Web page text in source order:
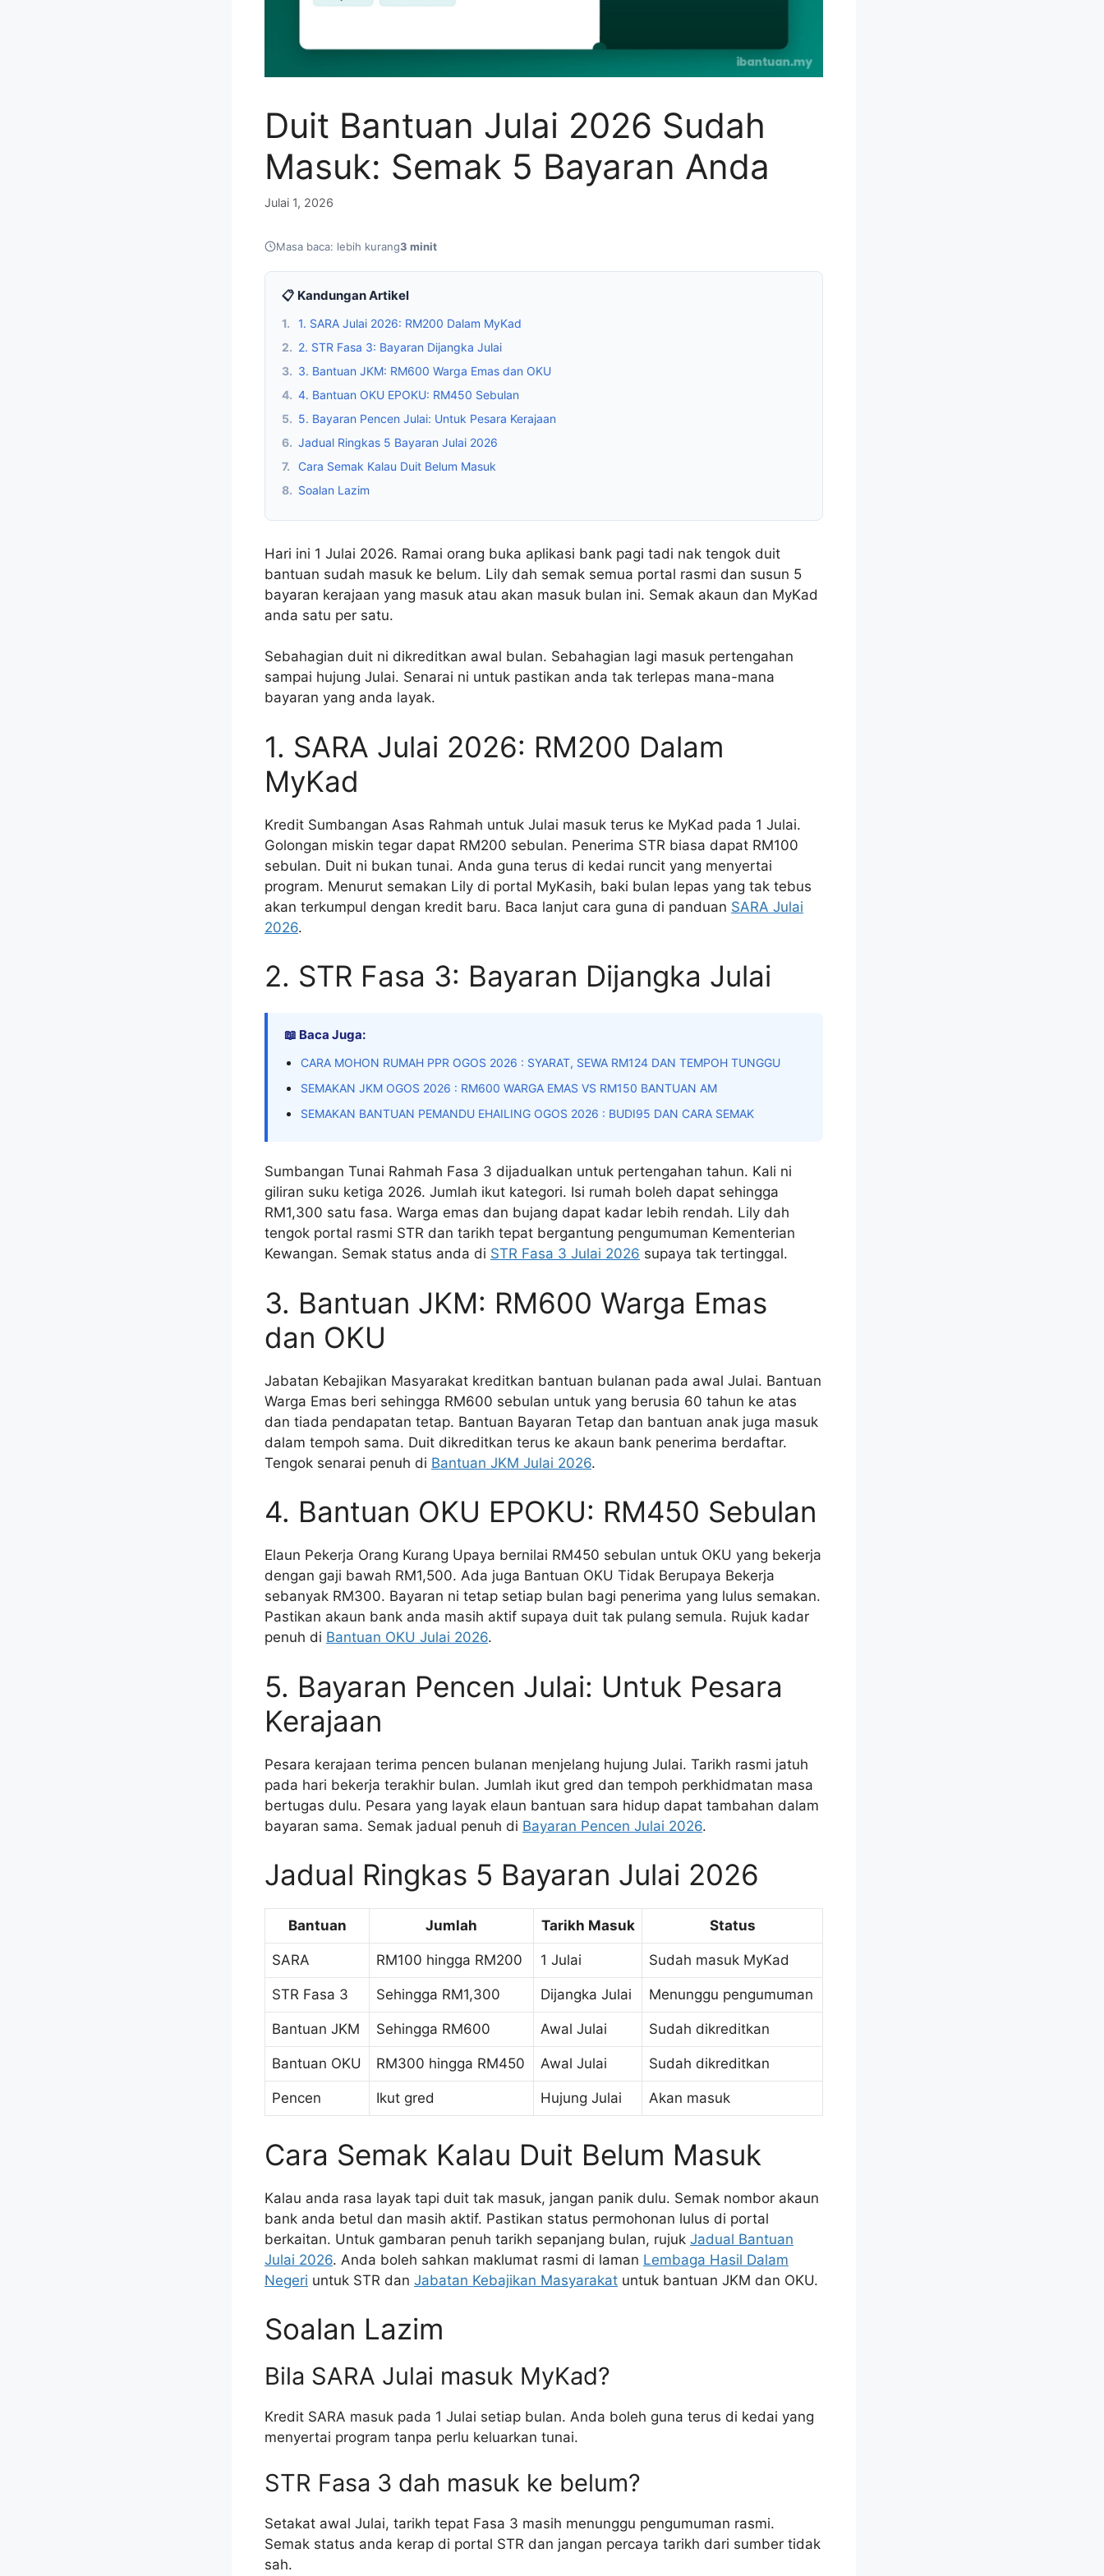
Duit Bantuan Julai 2026 Sudah
Masuk: Semak 5 Bayaran Anda
Julai 1, 2026
Masa baca: lebih kurang3 minit
📋 Kandungan Artikel
1.
1. SARA Julai 2026: RM200 Dalam MyKad
2. 2. STR Fasa 3: Bayaran Dijangka Julai
3. 3. Bantuan JKM: RM600 Warga Emas dan OKU
4. 4. Bantuan OKU EPOKU: RM450 Sebulan
5. 5. Bayaran Pencen Julai: Untuk Pesara Kerajaan
6. Jadual Ringkas 5 Bayaran Julai 2026
7.
Cara Semak Kalau Duit Belum Masuk
8. Soalan Lazim
Hari ini 1 Julai 2026. Ramai orang buka aplikasi bank pagi tadi nak tengok duit
bantuan sudah masuk ke belum. Lily dah semak semua portal rasmi dan susun 5
bayaran kerajaan yang masuk atau akan masuk bulan ini. Semak akaun dan MyKad
anda satu per satu.
Sebahagian duit ni dikreditkan awal bulan. Sebahagian lagi masuk pertengahan
sampai hujung Julai. Senarai ni untuk pastikan anda tak terlepas mana-mana
bayaran yang anda layak.
1. SARA Julai 2026: RM200 Dalam
MyKad
Kredit Sumbangan Asas Rahmah untuk Julai masuk terus ke MyKad pada 1 Julai.
Golongan miskin tegar dapat RM200 sebulan. Penerima STR biasa dapat RM100
sebulan. Duit ni bukan tunai. Anda guna terus di kedai runcit yang menyertai
program. Menurut semakan Lily di portal MyKasih, baki bulan lepas yang tak tebus
akan terkumpul dengan kredit baru. Baca lanjut cara guna di panduan SARA Julai
2026.
2. STR Fasa 3: Bayaran Dijangka Julai
📖 Baca Juga:
CARA MOHON RUMAH PPR OGOS 2026 : SYARAT, SEWA RM124 DAN TEMPOH TUNGGU
SEMAKAN JKM OGOS 2026 : RM600 WARGA EMAS VS RM150 BANTUAN AM
SEMAKAN BANTUAN PEMANDU EHAILING OGOS 2026 : BUDI95 DAN CARA SEMAK
Sumbangan Tunai Rahmah Fasa 3 dijadualkan untuk pertengahan tahun. Kali ni
giliran suku ketiga 2026. Jumlah ikut kategori. Isi rumah boleh dapat sehingga
RM1,300 satu fasa. Warga emas dan bujang dapat kadar lebih rendah. Lily dah
tengok portal rasmi STR dan tarikh tepat bergantung pengumuman Kementerian
Kewangan. Semak status anda di STR Fasa 3 Julai 2026 supaya tak tertinggal.
3. Bantuan JKM: RM600 Warga Emas
dan OKU
Jabatan Kebajikan Masyarakat kreditkan bantuan bulanan pada awal Julai. Bantuan
Warga Emas beri sehingga RM600 sebulan untuk yang berusia 60 tahun ke atas
dan tiada pendapatan tetap. Bantuan Bayaran Tetap dan bantuan anak juga masuk
dalam tempoh sama. Duit dikreditkan terus ke akaun bank penerima berdaftar.
Tengok senarai penuh di Bantuan JKM Julai 2026.
4. Bantuan OKU EPOKU: RM450 Sebulan
Elaun Pekerja Orang Kurang Upaya bernilai RM450 sebulan untuk OKU yang bekerja
dengan gaji bawah RM1,500. Ada juga Bantuan OKU Tidak Berupaya Bekerja
sebanyak RM300. Bayaran ni tetap setiap bulan bagi penerima yang lulus semakan.
Pastikan akaun bank anda masih aktif supaya duit tak pulang semula. Rujuk kadar
penuh di Bantuan OKU Julai 2026.
5. Bayaran Pencen Julai: Untuk Pesara
Kerajaan
Pesara kerajaan terima pencen bulanan menjelang hujung Julai. Tarikh rasmi jatuh
pada hari bekerja terakhir bulan. Jumlah ikut gred dan tempoh perkhidmatan masa
bertugas dulu. Pesara yang layak elaun bantuan sara hidup dapat tambahan dalam
bayaran sama. Semak jadual penuh di Bayaran Pencen Julai 2026.
Jadual Ringkas 5 Bayaran Julai 2026
Bantuan Jumlah Tarikh Masuk Status
SARA RM100 hingga RM200 1 Julai Sudah masuk MyKad
STR Fasa 3 Sehingga RM1,300 Dijangka Julai Menunggu pengumuman
Bantuan JKM Sehingga RM600 Awal Julai Sudah dikreditkan
Bantuan OKU RM300 hingga RM450 Awal Julai Sudah dikreditkan
Pencen Ikut gred Hujung Julai Akan masuk
Cara Semak Kalau Duit Belum Masuk
Kalau anda rasa layak tapi duit tak masuk, jangan panik dulu. Semak nombor akaun
bank anda betul dan masih aktif. Pastikan status permohonan lulus di portal
berkaitan. Untuk gambaran penuh tarikh sepanjang bulan, rujuk Jadual Bantuan
Julai 2026. Anda boleh sahkan maklumat rasmi di laman Lembaga Hasil Dalam
Negeri untuk STR dan Jabatan Kebajikan Masyarakat untuk bantuan JKM dan OKU.
Soalan Lazim
Bila SARA Julai masuk MyKad?
Kredit SARA masuk pada 1 Julai setiap bulan. Anda boleh guna terus di kedai yang
menyertai program tanpa perlu keluarkan tunai.
STR Fasa 3 dah masuk ke belum?
Setakat awal Julai, tarikh tepat Fasa 3 masih menunggu pengumuman rasmi.
Semak status anda kerap di portal STR dan jangan percaya tarikh dari sumber tidak
sah.